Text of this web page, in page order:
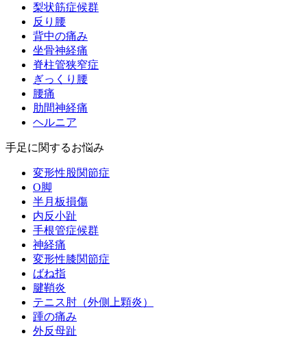
梨状筋症候群
反り腰
背中の痛み
坐骨神経痛
脊柱管狭窄症
ぎっくり腰
腰痛
肋間神経痛
ヘルニア
手足に関するお悩み
変形性股関節症
O脚
半月板損傷
内反小趾
手根管症候群
神経痛
変形性膝関節症
ばね指
腱鞘炎
テニス肘（外側上顆炎）
踵の痛み
外反母趾